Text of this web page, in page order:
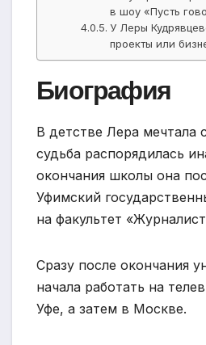
в шоу «Пусть
У Леры
проекты или
Биография
В детстве Лера мечтала
судьба распорядилась
окончания школы она
Уфимский
на факультет
Сразу после окончания
начала работать на
Уфе, а затем в Москве.